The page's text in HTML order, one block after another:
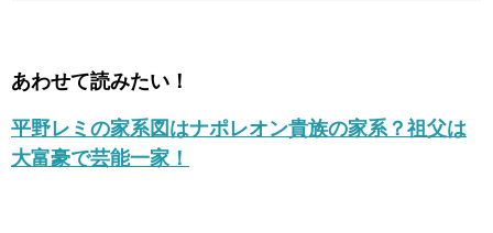
あわせて読みたい！
平野レミの家系図はナポレオン貴族の家系？祖父は
大富豪で芸能一家！